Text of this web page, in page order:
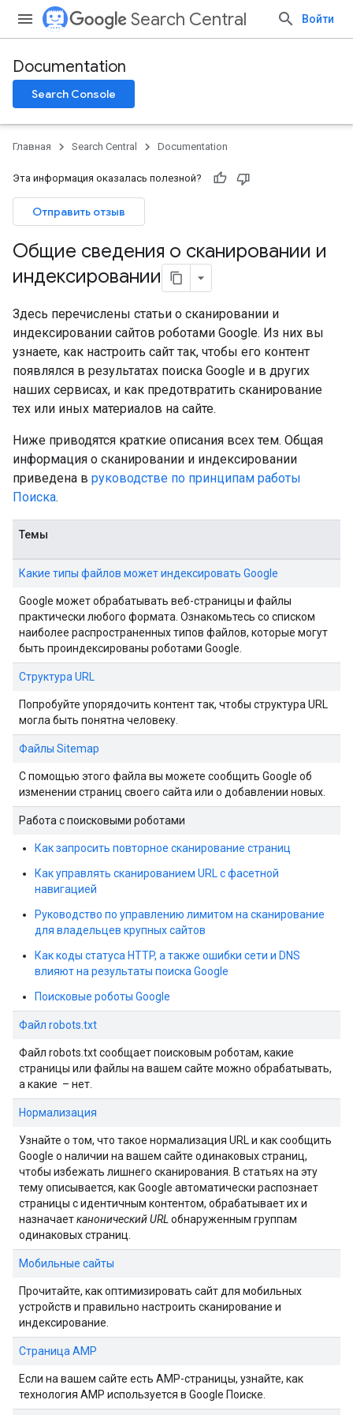
Search Central Войти
Documentation
Search Console
Главная Search Central Documentation
Эта информация оказалась полезной?
Отправить отзыв
Общие сведения о сканировании и
индексировании
Здесь перечислены статьи о сканировании и
индексировании сайтов роботами Google. Из них вы
узнаете, как настроить сайт так, чтобы его контент
появлялся в результатах поиска Google и в других
наших сервисах, и как предотвратить сканирование
тех или иных материалов на сайте.
Ниже приводятся краткие описания всех тем. Общая
информация о сканировании и индексировании
приведена в руководстве по принципам работы
Поиска.
Темы
Какие типы файлов может индексировать Google
Google может обрабатывать веб-страницы и файлы
практически любого формата. Ознакомьтесь со списком
наиболее распространенных типов файлов, которые могут
быть проиндексированы роботами Google.
Структура URL
Попробуйте упорядочить контент так, чтобы структура URL
могла быть понятна человеку.
Файлы Sitemap
С помощью этого файла вы можете сообщить Google об
изменении страниц своего сайта или о добавлении новых.
Работа с поисковыми роботами
Как запросить повторное сканирование страниц
Как управлять сканированием URL с фасетной
навигацией
Руководство по управлению лимитом на сканирование
для владельцев крупных сайтов
Как коды статуса HTTP, а также ошибки сети и DNS
влияют на результаты поиска Google
Поисковые роботы Google
Файл robots.txt
Файл robots.txt сообщает поисковым роботам, какие
страницы или файлы на вашем сайте можно обрабатывать,
а какие – нет.
Нормализация
Узнайте о том, что такое нормализация URL и как сообщить
Google о наличии на вашем сайте одинаковых страниц,
чтобы избежать лишнего сканирования. В статьях на эту
тему описывается, как Google автоматически распознает
страницы с идентичным контентом, обрабатывает их и
назначаетканонический URL обнаруженным группам
одинаковых страниц.
Мобильные сайты
Прочитайте, как оптимизировать сайт для мобильных
устройств и правильно настроить сканирование и
индексирование.
Страница AMP
Если на вашем сайте есть AMP-страницы, узнайте, как
технология AMP используется в Google Поиске.